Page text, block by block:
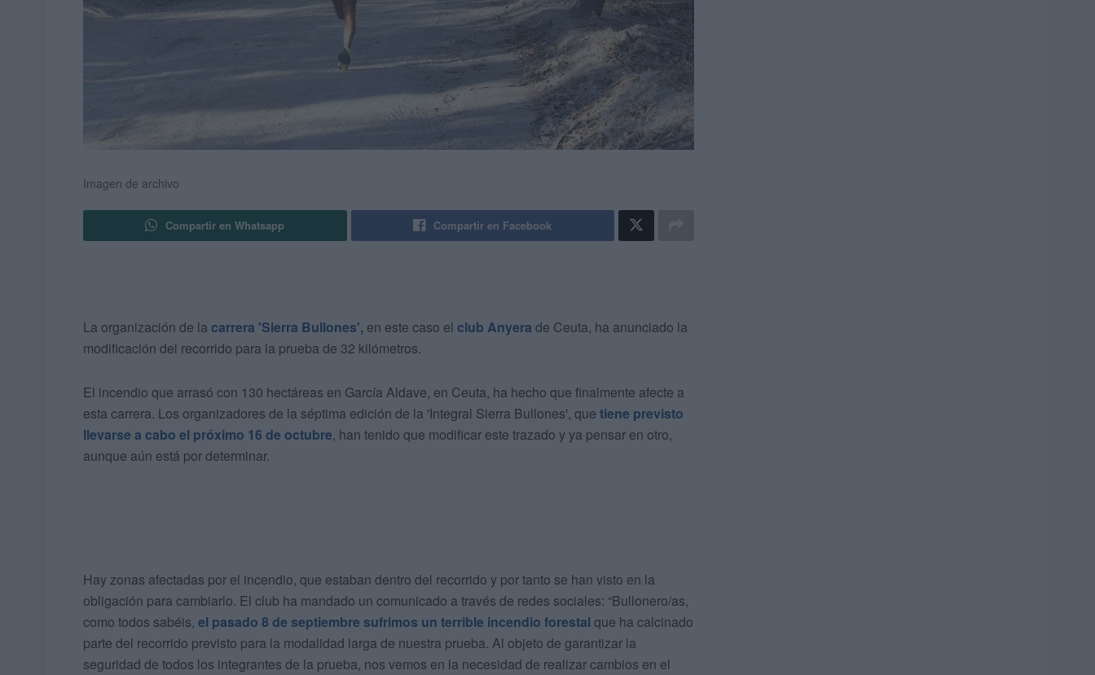
Imagen de archivo
Compartir en Whatsapp Compartir en Facebook
La organización de la carrera 'Sierra Bullones', en este caso el club Anyera de Ceuta, ha anunciado la
modificación del recorrido para la prueba de 32 kilómetros.
El incendio que arrasó con 130 hectáreas en García Aldave, en Ceuta, ha hecho que finalmente afecte a
esta carrera. Los organizadores de la séptima edición de la 'Integral Sierra Bullones', que tiene previsto
llevarse a cabo el próximo 16 de octubre, han tenido que modificar este trazado y ya pensar en otro,
aunque aún está por determinar.
Hay zonas afectadas por el incendio, que estaban dentro del recorrido y por tanto se han visto en la
obligación para cambiarlo. El club ha mandado un comunicado a través de redes sociales: “Bullonero/as,
como todos sabéis, el pasado 8 de septiembre sufrimos un terrible incendio forestal que ha calcinado
parte del recorrido previsto para la modalidad larga de nuestra prueba. Al objeto de garantizar la
seguridad de todos los integrantes de la prueba, nos vemos en la necesidad de realizar cambios en el